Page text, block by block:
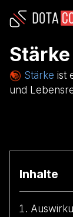
Stärke
Stärke ist
und
Inhalte